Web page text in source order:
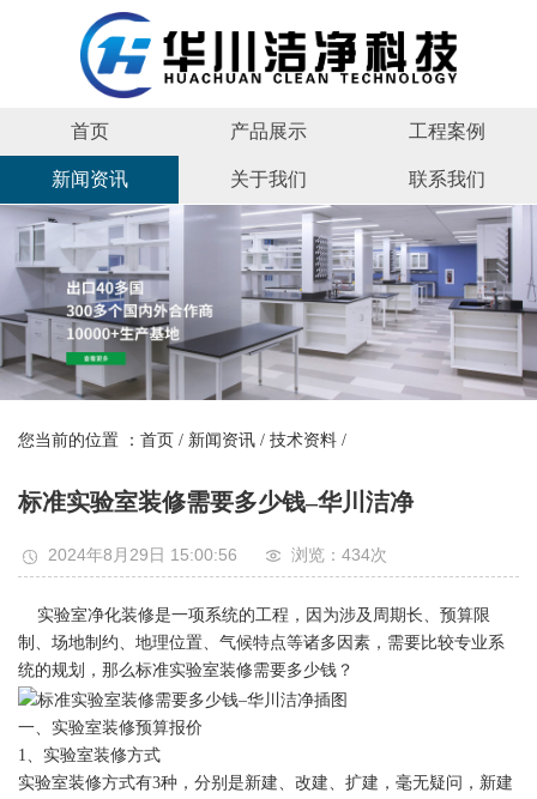
首页 产品展示 工程案例
新闻资讯 关于我们 联系我们
您当前的位置 ： 首页 / 新闻资讯 / 技术资料 /
标准实验室装修需要多少钱–华川洁净
2024年8月29日 15:00:56 浏览：434次
实验室净化装修是一项系统的工程，因为涉及周期长、预算限
制、场地制约、地理位置、气候特点等诸多因素，需要比较专业系
统的规划，那么标准实验室装修需要多少钱？
一、实验室装修预算报价
1、实验室装修方式
实验室装修方式有3种，分别是新建、改建、扩建，毫无疑问，新建